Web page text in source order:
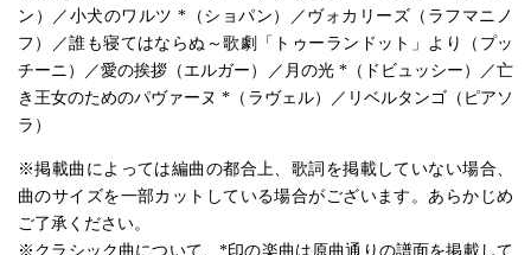
ン）／小犬のワルツ *（ショパン）／ヴォカリーズ（ラフマニノ
フ）／誰も寝てはならぬ～歌劇「トゥーランドット」より（プッ
チーニ）／愛の挨拶（エルガー）／月の光 *（ドビュッシー）／亡
き王女のためのパヴァーヌ *（ラヴェル）／リベルタンゴ（ピアソ
ラ）
※掲載曲によっては編曲の都合上、歌詞を掲載していない場合、
曲のサイズを一部カットしている場合がございます。あらかじめ
ご了承ください。
※クラシック曲について、*印の楽曲は原曲通りの譜面を掲載して